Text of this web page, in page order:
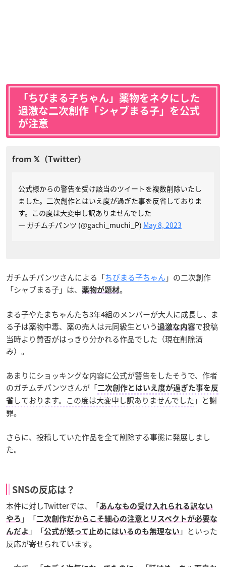
「ちびまる子ちゃん」薬物をネタにした
過激な二次創作「シャブまる子」を公式
が注意
公式様からの警告を受け該当のツイートを複数削除いたし
ました。二次創作とはいえ度が過ぎた事を反省しておりま
す。この度は大変申し訳ありませんでした
— ガチムチパンツ (@gachi_muchi_P) May 8, 2023
ガチムチパンツさんによる「ちびまる子ちゃん 」の二次創作
「シャブまる子」は、
薬物が題材。
まる子やたまちゃんたち3年4組のメンバーが大人に成長し、ま
る子は薬物中毒、薬の売人は元同級生という 過激な内容で投稿
当時より賛否がはっきり分かれる作品でした（現在削除済
み）。
あまりにショッキングな内容に公式が警告をしたそうで、作者
のガチムチパンツさんが「二次創作とはいえ度が過ぎた事を反
省 しております。この度は大変申し訳ありませんでした 」と謝
罪。
さらに、投稿していた作品を全て削除する事態に発展しまし
た。
SNSの反応は？
本件に対しTwitterでは、「あんなもの受け入れられる訳ない
やろ 」「二次創作だからこそ細心の注意とリスペクトが必要な
んだよ 」「公式が怒って止めにはいるのも無理ない 」といった
反応が寄せられています。